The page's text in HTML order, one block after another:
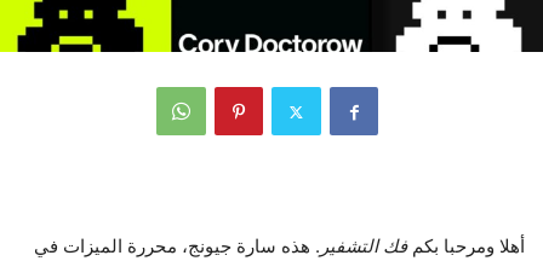
أهلا ومرحبا بكمفك التشفير . هذه سارة جيونج، محررة الميزات في